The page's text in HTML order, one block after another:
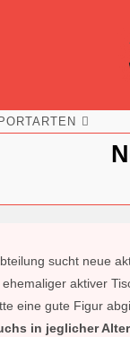
sucht neue
aktiver
eine gute Figur
in jeglicher